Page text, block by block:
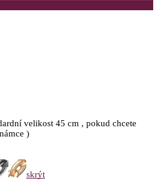
velikost 45 cm , pokud chcete
)
skrýt